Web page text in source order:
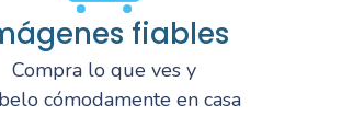
fiables
Compra lo que ves y
cómodamente en casa